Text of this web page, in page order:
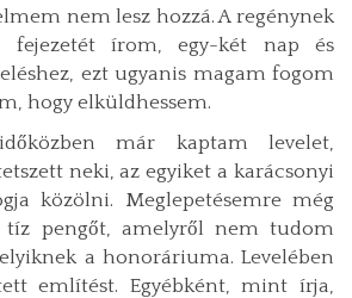
nem lesz hozzá. A regénynek
fejezetét írom, egy-két nap és
ezt ugyanis magam fogom
hogy elküldhessem.
már kaptam levelet,
neki, az egyiket a karácsonyi
közölni. Meglepetésemre még
pengőt, amelyről nem tudom
a honoráriuma. Levelében
említést. Egyébként, mint írja,